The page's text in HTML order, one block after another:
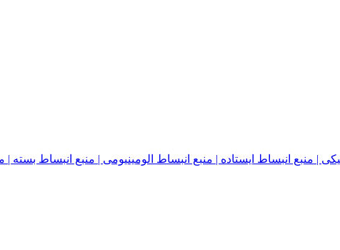
انبساط ایستاده | منبع انبساط الومینیومی | منبع انبساط بسته | منبع